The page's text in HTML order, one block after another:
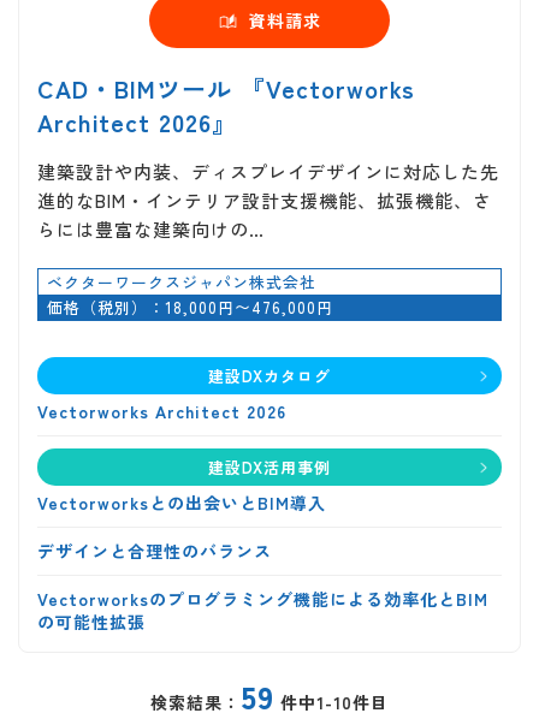
資料請求
CAD・BIMツール 『Vectorworks
Architect 2026』
建築設計や内装、ディスプレイデザインに対応した先
進的なBIM・インテリア設計支援機能、拡張機能、さ
らには豊富な建築向けの…
ベクターワークスジャパン株式会社
価格（税別）：18,000円〜476,000円
建設DXカタログ
Vectorworks Architect 2026
建設DX活用事例
Vectorworksとの出会いとBIM導入
デザインと合理性のバランス
Vectorworksのプログラミング機能による効率化とBIM
の可能性拡張
検索結果： 59 件中1-10件目